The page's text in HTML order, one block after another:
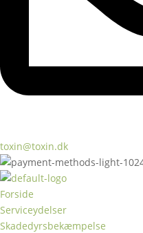
toxin@toxin.dk
Forside
Serviceydelser
Skadedyrsbekæmpelse